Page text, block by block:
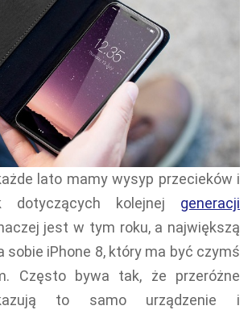
lato mamy wysyp przecieków i
dotyczących kolejnej generacji
jest w tym roku, a największą
sobie iPhone 8, który ma być czymś
Często bywa tak, że przeróżne
to samo urządzenie i